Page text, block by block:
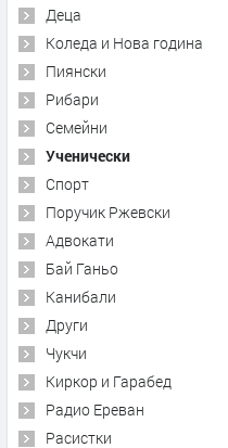
Деца
Коледа и Нова година
Пиянски
Рибари
Семейни
Ученически
Спорт
Поручик Ржевски
Адвокати
Бай Ганьо
Канибали
Други
Чукчи
Киркор и Гарабед
Радио Ереван
Расистки